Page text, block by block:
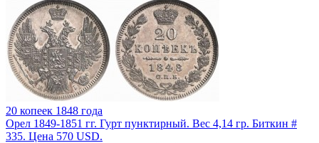
20 копеек 1848 года
Орел 1849-1851 гг. Гурт пунктирный. Вес 4,14 гр. Биткин #
335. Цена 570 USD.